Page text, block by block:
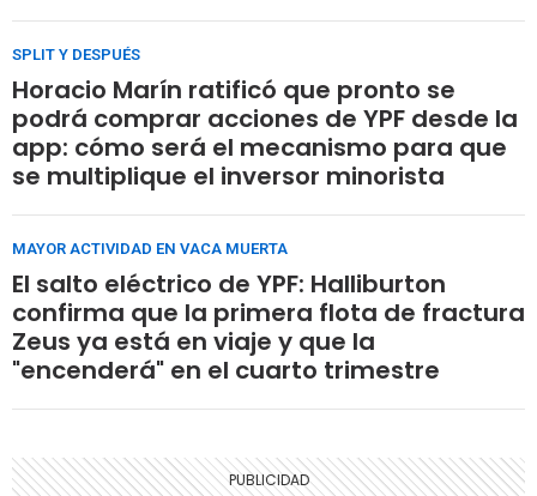
SPLIT Y DESPUÉS
Horacio Marín ratificó que pronto se
podrá comprar acciones de YPF desde la
app: cómo será el mecanismo para que
se multiplique el inversor minorista
MAYOR ACTIVIDAD EN VACA MUERTA
El salto eléctrico de YPF: Halliburton
confirma que la primera flota de fractura
Zeus ya está en viaje y que la
"encenderá" en el cuarto trimestre